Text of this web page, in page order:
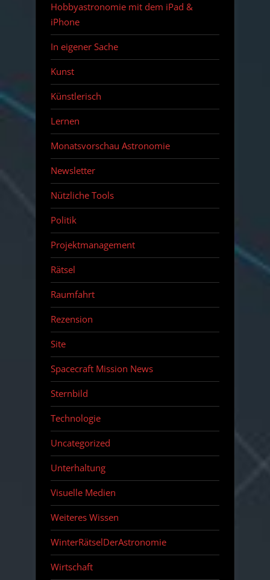
Hobbyastronomie mit dem iPad &
iPhone
In eigener Sache
Kunst
Künstlerisch
Lernen
Monatsvorschau Astronomie
Newsletter
Nützliche Tools
Politik
Projektmanagement
Rätsel
Raumfahrt
Rezension
Site
Spacecraft Mission News
Sternbild
Technologie
Uncategorized
Unterhaltung
Visuelle Medien
Weiteres Wissen
WinterRätselDerAstronomie
Wirtschaft